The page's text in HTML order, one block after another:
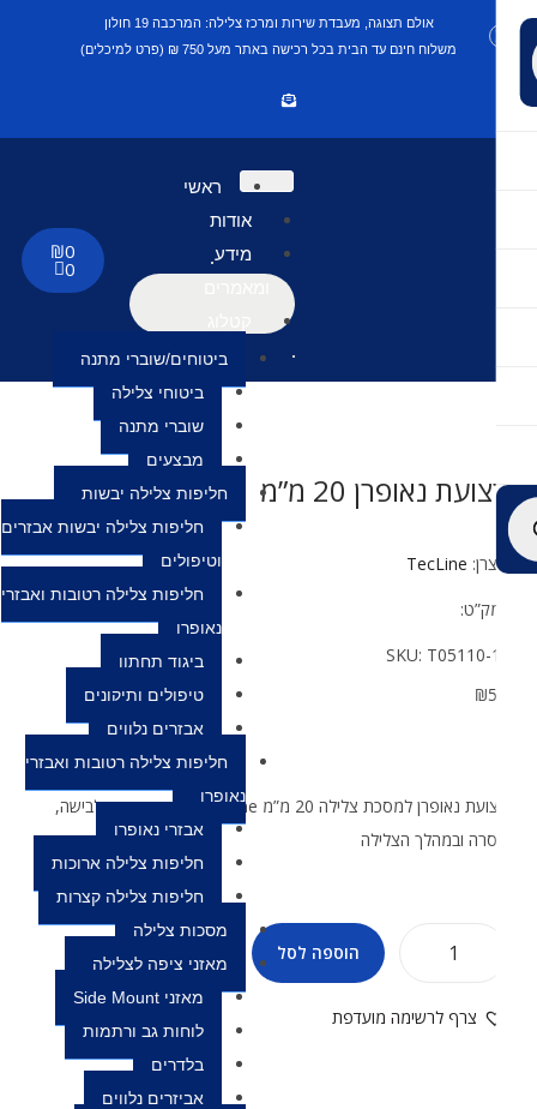
אולם תצוגה, מעבדת שירות ומרכז צלילה: המרכבה 19 חולון
משלוח חינם עד הבית בכל רכישה באתר מעל 750 ₪ (פרט למיכלים)
ראשי
אודות
מידע
ומאמרים
קטלוג
ביטוחים/שוברי מתנה
ביטוחי צלילה
שוברי מתנה
מבצעים
חליפות צלילה יבשות
חליפות צלילה יבשות אבזרים
וטיפולים
חליפות צלילה רטובות ואבזרי
נאופרן
ביגוד תחתון
טיפולים ותיקונים
אבזרים נלווים
חליפות צלילה רטובות ואבזרי
נאופרן
אבזרי נאופרן
חליפות צלילה ארוכות
חליפות צלילה קצרות
מסכות צלילה
מאזני ציפה לצלילה
מאזני Side Mount
לוחות גב ורתמות
בלדרים
אביזרים נלווים
₪
נאופרן 20 מ”מ
TecLine
SKU: T05110-
רצועת נאופרן למסכת צלילה 20 מ”מ TecLine מקנה נוחות בלבישה,
ובמהלך הצלילה
הוספה לסל
צרף לרשימה מועדפת